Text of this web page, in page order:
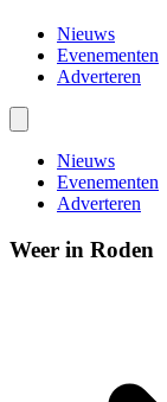
Nieuws
Evenementen
Adverteren
Nieuws
Evenementen
Adverteren
Weer in Roden